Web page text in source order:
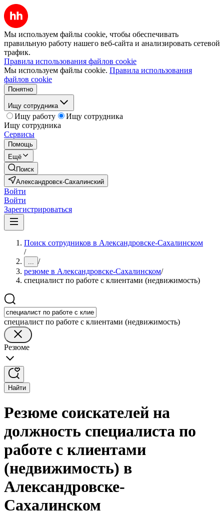
Мы используем файлы cookie, чтобы обеспечивать
правильную работу нашего веб-сайта и анализировать сетевой
трафик.
Правила использования файлов cookie
Мы используем файлы cookie. Правила использования
файлов cookie
Понятно
Ищу сотрудника
Ищу работу
Ищу сотрудника
Ищу сотрудника
Сервисы
Помощь
Ещё
Поиск
Александровск-Сахалинский
Войти
Войти
Зарегистрироваться
Поиск сотрудников в Александровске-Сахалинском
/
... /
резюме в Александровске-Сахалинском/
специалист по работе с клиентами (недвижимость)
специалист по работе с клиентами (недвижимость)
Резюме
Найти
Резюме соискателей на
должность специалиста по
работе с клиентами
(недвижимость) в
Александровске-
Сахалинском